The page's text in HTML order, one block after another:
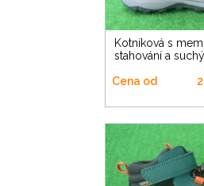
Kotníková s membránou na
stahování a
Cena od